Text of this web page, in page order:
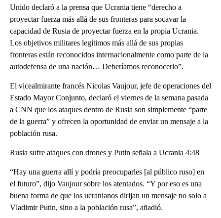
Unido declaró a la prensa que Ucrania tiene “derecho a
proyectar fuerza más allá de sus fronteras para socavar la
capacidad de Rusia de proyectar fuerza en la propia Ucrania.
Los objetivos militares legítimos más allá de sus propias
fronteras están reconocidos internacionalmente como parte de la
autodefensa de una nación… Deberíamos reconocerlo”.
El vicealmirante francés Nicolas Vaujour, jefe de operaciones del
Estado Mayor Conjunto, declaró el viernes de la semana pasada
a CNN que los ataques dentro de Rusia son simplemente “parte
de la guerra” y ofrecen la oportunidad de enviar un mensaje a la
población rusa.
Rusia sufre ataques con drones y Putin señala a Ucrania 4:48
“Hay una guerra allí y podría preocuparles [al público ruso] en
el futuro”, dijo Vaujour sobre los atentados. “Y por eso es una
buena forma de que los ucranianos dirijan un mensaje no solo a
Vladimir Putin, sino a la población rusa”, añadió.